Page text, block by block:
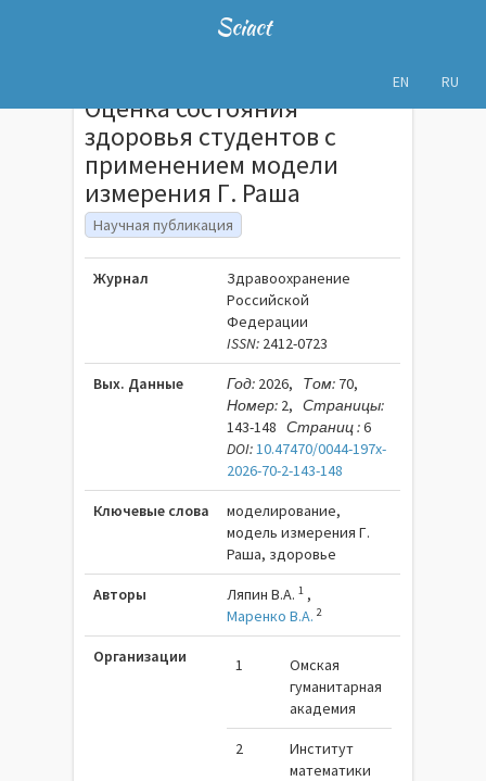
Sciact
EN RU
Оценка состояния
здоровья студентов с
применением модели
измерения Г. Раша
Научная публикация
Журнал
Здравоохранение
Российской
Федерации
ISSN: 2412-0723
Вых. Данные Год: 2026, Том: 70,
Номер: 2, Страницы:
143-148 Страниц :6
DOI:10.47470/0044-197x-
2026-70-2-143-148
Ключевые слова
моделирование,
модель измерения Г.
Раша, здоровье
Авторы Ляпин В.А.1 ,
Маренко В.А. 2
Организации 1
Омская
гуманитарная
академия
2
Институт
математики